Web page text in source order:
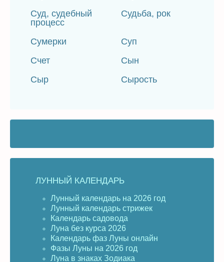
Суд, судебный
процесс
Судьба, рок
Сумерки
Суп
Счет
Сын
Сыр
Сырость
ЛУННЫЙ КАЛЕНДАРЬ
Лунный календарь на 2026 год
Лунный календарь стрижек
Календарь садовода
Луна без курса 2026
Календарь фаз Луны онлайн
Фазы Луны на 2026 год
Луна в знаках Зодиака